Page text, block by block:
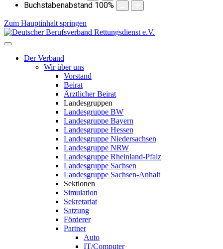
Buchstabenabstand 100%
Zum Hauptinhalt springen
Der Verband
Wir über uns
Vorstand
Beirat
Ärztlicher Beirat
Landesgruppen
Landesgruppe BW
Landesgruppe Bayern
Landesgruppe Hessen
Landesgruppe Niedersachsen
Landesgruppe NRW
Landesgruppe Rheinland-Pfalz
Landesgruppe Sachsen
Landesgruppe Sachsen-Anhalt
Sektionen
Simulation
Sekretariat
Satzung
Förderer
Partner
Auto
IT/Computer